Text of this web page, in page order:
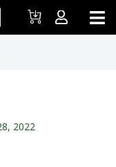
2022